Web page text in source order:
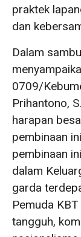
praktek
dan
Dalam
0709/
Prihantono,
harapan
pembinaan
pembinaan
dalam
garda
Pemuda
tangguh,